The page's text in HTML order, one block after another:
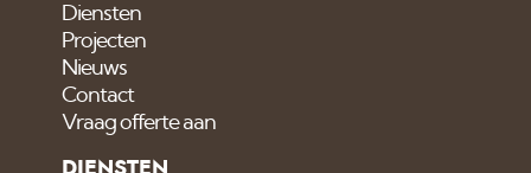
Diensten
Projecten
Nieuws
Contact
Vraag offerte aan